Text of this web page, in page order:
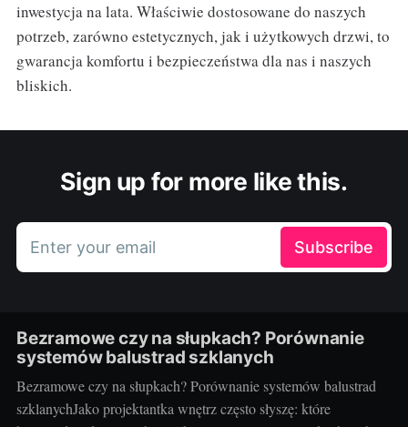
inwestycja na lata. Właściwie dostosowane do naszych
potrzeb, zarówno estetycznych, jak i użytkowych drzwi, to
gwarancja komfortu i bezpieczeństwa dla nas i naszych
bliskich.
Sign up for more like this.
Enter your email Subscribe
Bezramowe czy na słupkach? Porównanie
systemów balustrad szklanych
Bezramowe czy na słupkach? Porównanie systemów balustrad
szklanychJako projektantka wnętrz często słyszę: które